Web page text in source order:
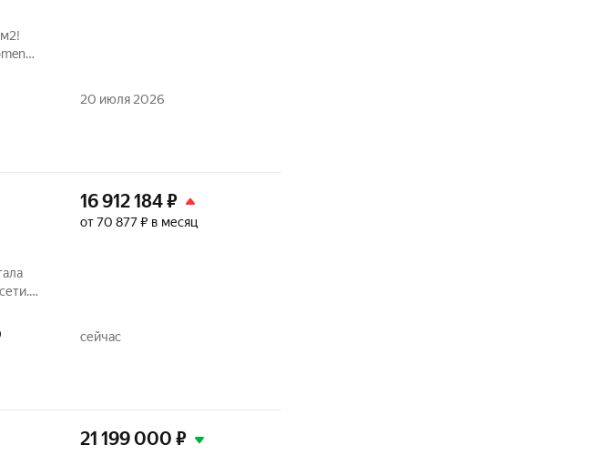
20 июля 2026
16 912 184₽
от 70 877 ₽ в месяц
сейчас
21 199 000 ₽